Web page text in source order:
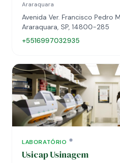
Araraquara
Avenida Ver. Francisco Pedro
Araraquara, SP, 14800-285
+5516997032935
LABORATÓRIO
Usicap Usinagem